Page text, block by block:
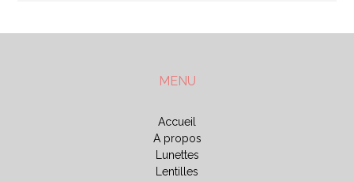
MENU
Accueil
A propos
Lunettes
Lentilles